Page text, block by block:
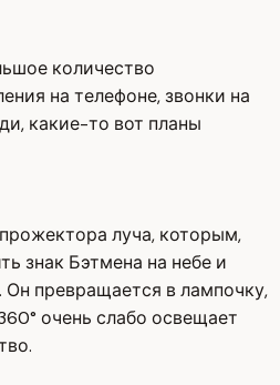
количество
на телефоне, звонки на
какие-то вот планы
луча, которым,
знак Бэтмена на небе и
превращается в лампочку,
очень слабо освещает